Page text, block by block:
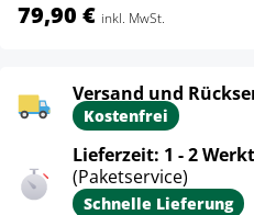
79,90 € inkl. MwSt.
Versand und
Kostenfrei
Lieferzeit: 1 - 2
(Paketservice)
Schnelle Lieferung